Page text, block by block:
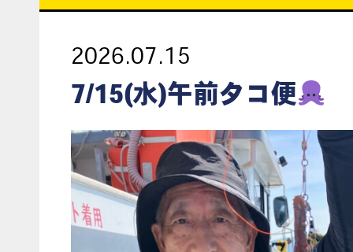
2026.07.15
7/15(水)午前タコ便